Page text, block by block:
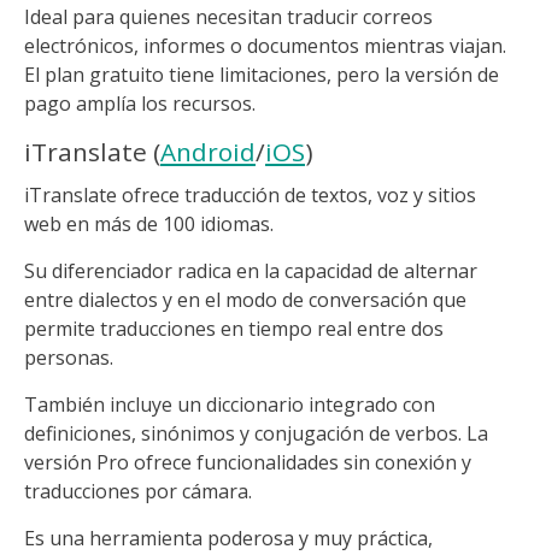
Ideal para quienes necesitan traducir correos
electrónicos, informes o documentos mientras viajan.
El plan gratuito tiene limitaciones, pero la versión de
pago amplía los recursos.
iTranslate (Android/iOS)
iTranslate ofrece traducción de textos, voz y sitios
web en más de 100 idiomas.
Su diferenciador radica en la capacidad de alternar
entre dialectos y en el modo de conversación que
permite traducciones en tiempo real entre dos
personas.
También incluye un diccionario integrado con
definiciones, sinónimos y conjugación de verbos. La
versión Pro ofrece funcionalidades sin conexión y
traducciones por cámara.
Es una herramienta poderosa y muy práctica,